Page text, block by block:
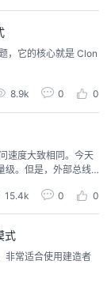
，它的核心就是 Clon
8.9k 0 0
速度大致相同。今天
级。但是，外部总线
相比，这种RAM非常
处理器的系统中，访
15.4k 0 0
式
非常适合使用建造者